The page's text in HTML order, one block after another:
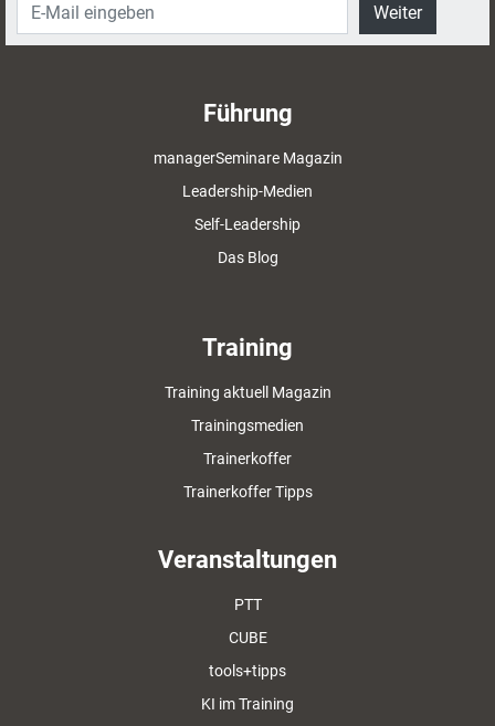
Weiter
Führung
managerSeminare Magazin
Leadership-Medien
Self-Leadership
Das Blog
Training
Training aktuell Magazin
Trainingsmedien
Trainerkoffer
Trainerkoffer Tipps
Veranstaltungen
PTT
CUBE
tools+tipps
KI im Training